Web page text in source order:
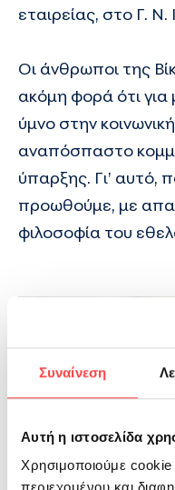
Συναίνεση
Αυτή η ιστοσελίδα
Χρησιμοποιούμε cookie
εταιρείας, στο Γ.
Οι άνθρωποι της
ακόμη φορά ότι για
ύμνο στην
αναπόσπαστο
ύπαρξης. Γι’ αυτό,
προωθούμε, με
φιλοσοφία του